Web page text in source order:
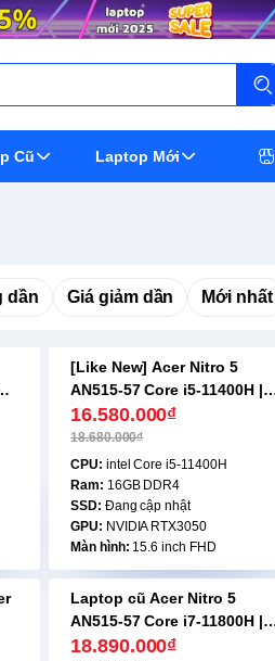
Cũ Laptop Mới
dần Giá giảm dần Mới nhất
-12%
[Like New] Acer Nitro 5
AN515-57 Core i5-11400H |
16GB | 512GB | RTX 3050 |
15.6 inch FHD
16.580.000₫
18.680.000₫
CPU: intel Core i5-11400H
Ram: 16GB DDR4
SSD: Đang cập nhật
GPU: NVIDIA RTX3050
Màn hình: 15.6 inch FHD
-13%
Laptop cũ Acer Nitro 5
AN515-57 Core i7-11800H |
8GB | 512GB | RTX3050TI |
18.890.000₫